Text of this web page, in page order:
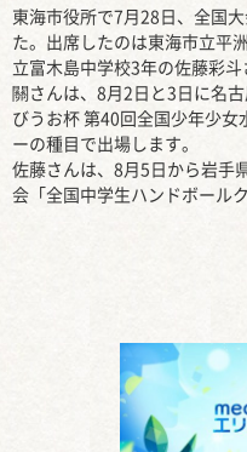
東海市役所で7月28日、全国
た。出席したのは東海市立平
立富木島中学校3年の佐藤彩斗
關さんは、8月2日と3日に名
びうお杯 第40回全国少年少女
ーの種目で出場します。
佐藤さんは、8月5日から岩手
会「全国中学生ハンドボール